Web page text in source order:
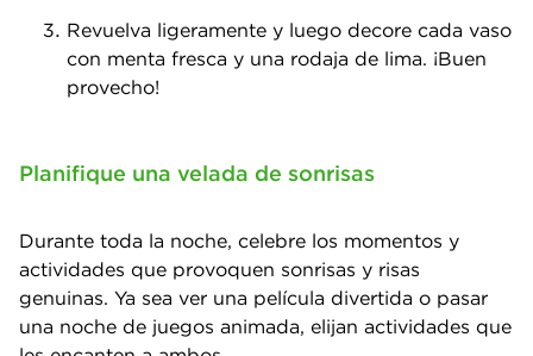
Revuelva ligeramente y luego decore cada vaso
con menta fresca y una rodaja de lima. ¡Buen
provecho!
Planifique una velada de sonrisas
Durante toda la noche, celebre los momentos y
actividades que provoquen sonrisas y risas
genuinas. Ya sea ver una película divertida o pasar
una noche de juegos animada, elijan actividades que